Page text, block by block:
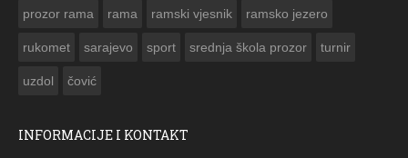
prozor rama rama ramski vjesnik ramsko jezero
rukomet sarajevo sport srednja škola prozor turnir
uzdol čović
INFORMACIJE I KONTAKT